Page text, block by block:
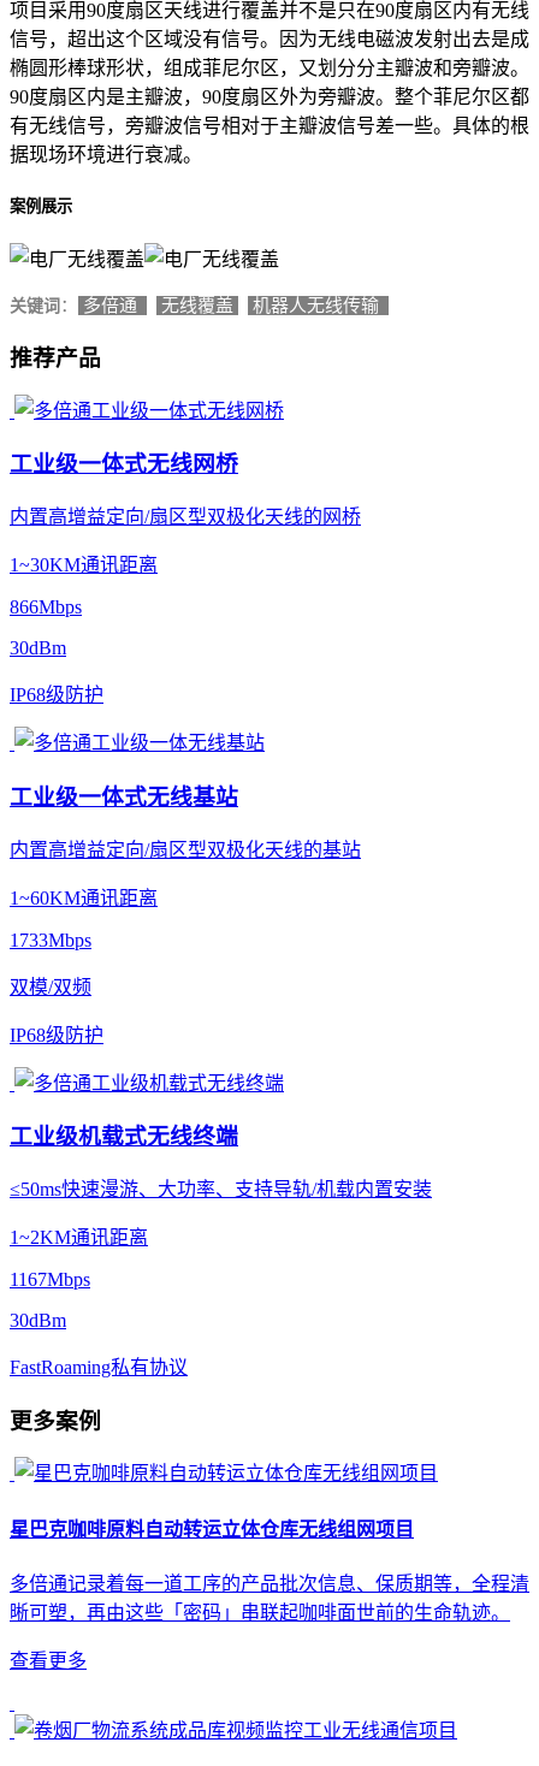
项目采用90度扇区天线进行覆盖并不是只在90度扇区内有无线
信号，超出这个区域没有信号。因为无线电磁波发射出去是成
椭圆形棒球形状，组成菲尼尔区，又划分分主瓣波和旁瓣波。
90度扇区内是主瓣波，90度扇区外为旁瓣波。整个菲尼尔区都
有无线信号，旁瓣波信号相对于主瓣波信号差一些。具体的根
据现场环境进行衰减。
案例展示
关键词 ： 多倍通 无线覆盖 机器人无线传输
推荐产品
工业级一体式无线网桥
内置高增益定向/扇区型双极化天线的网桥
1~30KM通讯距离
866Mbps
30dBm
IP68级防护
工业级一体式无线基站
内置高增益定向/扇区型双极化天线的基站
1~60KM通讯距离
1733Mbps
双模/双频
IP68级防护
工业级机载式无线终端
≤50ms快速漫游、大功率、支持导轨/机载内置安装
1~2KM通讯距离
1167Mbps
30dBm
FastRoaming私有协议
更多案例
星巴克咖啡原料自动转运立体仓库无线组网项目
多倍通记录着每一道工序的产品批次信息、保质期等，全程清
晰可塑，再由这些「密码」串联起咖啡面世前的生命轨迹。
查看更多